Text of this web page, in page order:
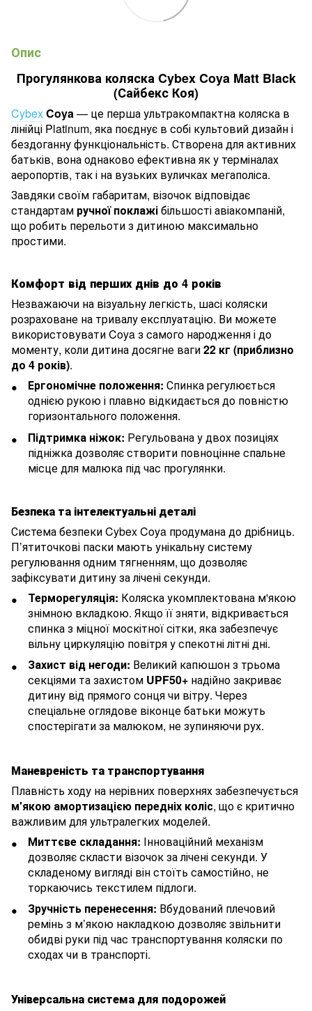
Опис
Прогулянкова коляска Cybex Coya Matt Black
(Сайбекс Коя)
CybexCoya— це перша ультракомпактна коляска в
лінійці Platinum, яка поєднує в собі культовий дизайн і
бездоганну функціональність. Створена для активних
батьків, вона однаково ефективна як у терміналах
аеропортів, так і на вузьких вуличках мегаполіса.
Завдяки своїм габаритам, візочок відповідає
стандартам ручної поклажібільшості авіакомпаній,
що робить перельоти з дитиною максимально
простими.
Комфорт від перших днів до 4 років
Незважаючи на візуальну легкість, шасі коляски
розраховане на тривалу експлуатацію. Ви можете
використовувати Coya з самого народження і до
моменту, коли дитина досягне ваги22 кг (приблизно
до 4 років).
Ергономічне положення: Спинка регулюється
однією рукою і плавно відкидається до повністю
горизонтального положення.
Підтримка ніжок: Регульована у двох позиціях
підніжка дозволяє створити повноцінне спальне
місце для малюка під час прогулянки.
Безпека та інтелектуальні деталі
Система безпеки Cybex Coya продумана до дрібниць.
П’ятиточкові паски мають унікальну систему
регулювання одним тягненням, що дозволяє
зафіксувати дитину за лічені секунди.
Терморегуляція: Коляска укомплектована м'якою
знімною вкладкою. Якщо її зняти, відкривається
спинка з міцної москітної сітки, яка забезпечує
вільну циркуляцію повітря у спекотні літні дні.
Захист від негоди: Великий капюшон з трьома
секціями та захистом UPF50+ надійно закриває
дитину від прямого сонця чи вітру. Через
спеціальне оглядове віконце батьки можуть
спостерігати за малюком, не зупиняючи рух.
Маневреність та транспортування
Плавність ходу на нерівних поверхнях забезпечується
м'якою амортизацією передніх коліс, що є критично
важливим для ультралегких моделей.
Миттєве складання: Інноваційний механізм
дозволяє скласти візочок за лічені секунди. У
складеному вигляді він стоїть самостійно, не
торкаючись текстилем підлоги.
Зручність перенесення: Вбудований плечовий
ремінь з м’якою накладкою дозволяє звільнити
обидві руки під час транспортування коляски по
сходах чи в транспорті.
Універсальна система для подорожей